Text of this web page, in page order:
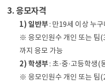
3. 응모자격
1) 일반부: 만19세 이상 누
※ 응모인원수 개인 또는 팀
까지 응모 가능
2) 학생부: 초·중·고등학생(
※ 응모인원수 개인 또는 팀